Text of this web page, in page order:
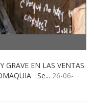
GRAVE EN LAS VENTAS.
Se... 26-06-